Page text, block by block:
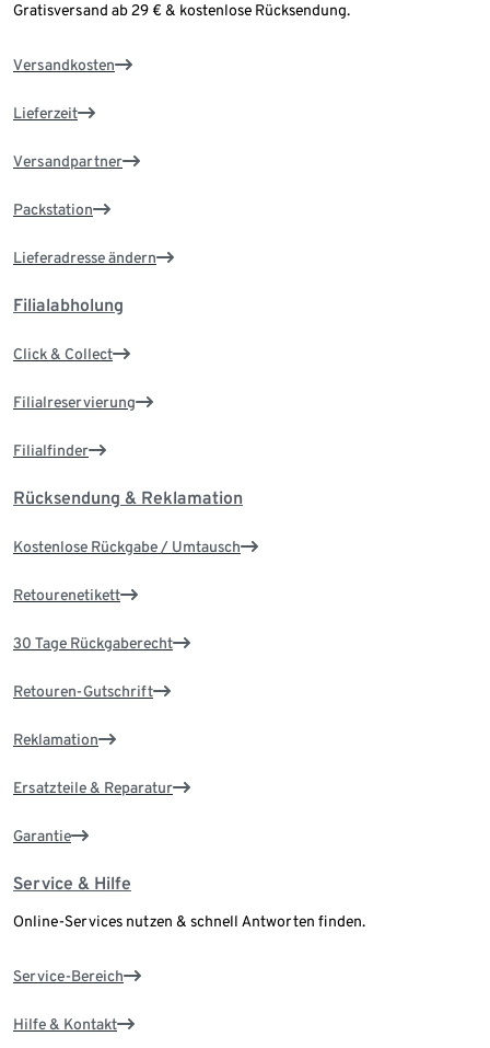
Gratisversand ab 29 € & kostenlose Rücksendung.
Versandkosten
Lieferzeit
Versandpartner
Packstation
Lieferadresse ändern
Filialabholung
Click & Collect
Filialreservierung
Filialfinder
Rücksendung & Reklamation
Kostenlose Rückgabe / Umtausch
Retourenetikett
30 Tage Rückgaberecht
Retouren-Gutschrift
Reklamation
Ersatzteile & Reparatur
Garantie
Service & Hilfe
Online-Services nutzen & schnell Antworten finden.
Service-Bereich
Hilfe & Kontakt